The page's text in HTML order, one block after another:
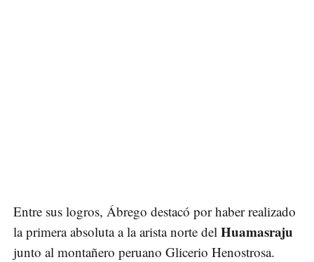
Entre sus logros, Ábrego destacó por haber realizado
la primera absoluta a la arista norte del Huamasraju
junto al montañero peruano Glicerio Henostrosa.